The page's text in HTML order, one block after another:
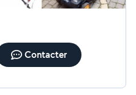
Contacter